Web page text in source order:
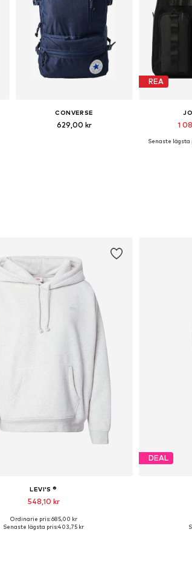
CONVERSE
629,00 kr
REA
1
Tillgängliga
Senaste lägsta
LEVI'S ®
548,10 kr
Tillgängliga storlekar: S, M, L
Ordinarie pris: 685,00 kr
Senaste lägsta pris:403,75 kr
DEAL